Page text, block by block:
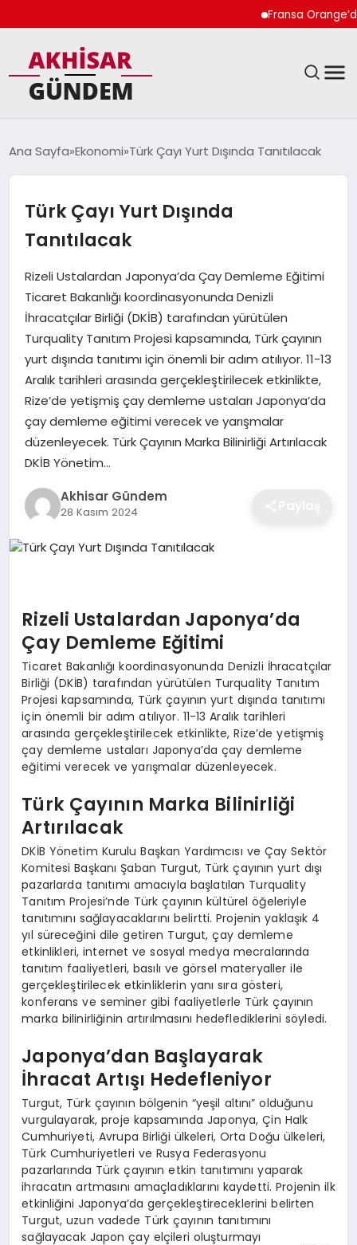
Fransa Orange’da
DÜNYA
EKONOMI
TEKNOLOJI
YAŞAM
Ana Sayfa Ekonomi Türk Çayı Yurt Dışında Tanıtılacak
Türk Çayı Yurt Dışında
Tanıtılacak
Rizeli Ustalardan Japonya’da Çay Demleme Eğitimi
Ticaret Bakanlığı koordinasyonunda Denizli
İhracatçılar Birliği (DKİB) tarafından yürütülen
Turquality Tanıtım Projesi kapsamında, Türk çayının
yurt dışında tanıtımı için önemli bir adım atılıyor. 11-13
Aralık tarihleri arasında gerçekleştirilecek etkinlikte,
Rize’de yetişmiş çay demleme ustaları Japonya’da
çay demleme eğitimi verecek ve yarışmalar
düzenleyecek. Türk Çayının Marka Bilinirliği Artırılacak
DKİB Yönetim…
Akhisar Gündem
28 Kasım 2024
Rizeli Ustalardan Japonya’da
Çay Demleme Eğitimi
Ticaret Bakanlığı koordinasyonunda Denizli İhracatçılar
Birliği (DKİB) tarafından yürütülen Turquality Tanıtım
Projesi kapsamında, Türk çayının yurt dışında tanıtımı
için önemli bir adım atılıyor. 11-13 Aralık tarihleri
arasında gerçekleştirilecek etkinlikte, Rize’de yetişmiş
çay demleme ustaları Japonya’da çay demleme
eğitimi verecek ve yarışmalar düzenleyecek.
Türk Çayının Marka Bilinirliği
Artırılacak
DKİB Yönetim Kurulu Başkan Yardımcısı ve Çay Sektör
Komitesi Başkanı Şaban Turgut, Türk çayının yurt dışı
pazarlarda tanıtımı amacıyla başlatılan Turquality
Tanıtım Projesi’nde Türk çayının kültürel öğeleriyle
tanıtımını sağlayacaklarını belirtti. Projenin yaklaşık 4
yıl süreceğini dile getiren Turgut, çay demleme
etkinlikleri, internet ve sosyal medya mecralarında
tanıtım faaliyetleri, basılı ve görsel materyaller ile
gerçekleştirilecek etkinliklerin yanı sıra gösteri,
konferans ve seminer gibi faaliyetlerle Türk çayının
marka bilinirliğinin artırılmasını hedeflediklerini söyledi.
Japonya’dan Başlayarak
İhracat Artışı Hedefleniyor
Turgut, Türk çayının bölgenin “yeşil altını” olduğunu
vurgulayarak, proje kapsamında Japonya, Çin Halk
Cumhuriyeti, Avrupa Birliği ülkeleri, Orta Doğu ülkeleri,
Türk Cumhuriyetleri ve Rusya Federasyonu
pazarlarında Türk çayının etkin tanıtımını yaparak
ihracatın artmasını amaçladıklarını kaydetti. Projenin ilk
etkinliğini Japonya’da gerçekleştireceklerini belirten
Turgut, uzun vadede Türk çayının tanıtımını
sağlayacak Japon çay elçileri oluşturmayı